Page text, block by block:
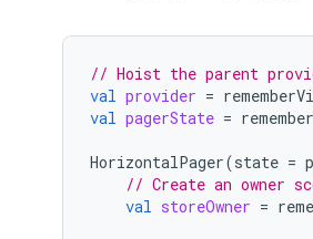
// Hoist the parent
val provider =
val pagerState =
HorizontalPager(state =
// Create an owner
val storeOwner =